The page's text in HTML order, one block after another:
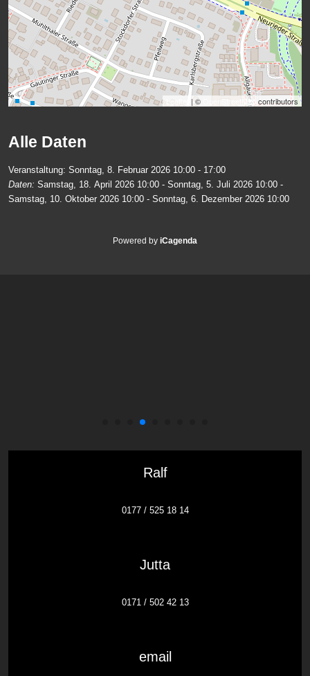
Leaflet | © OpenStreetMap contributors
Alle Daten
Veranstaltung: Sonntag, 8. Februar 2026 10:00 - 17:00
Daten: Samstag, 18. April 2026 10:00 - Sonntag, 5. Juli 2026 10:00 -
Samstag, 10. Oktober 2026 10:00 - Sonntag, 6. Dezember 2026 10:00
Powered by iCagenda
Ralf
0177 / 525 18 14
Jutta
0171 / 502 42 13
email